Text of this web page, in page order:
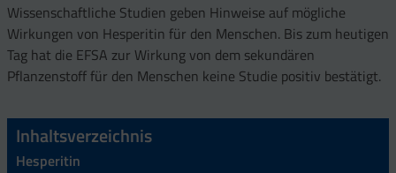
Wissenschaftliche Studien geben Hinweise auf mögliche
Wirkungen von Hesperitin für den Menschen. Bis zum heutigen
Tag hat die EFSA zur Wirkung von dem sekundären
Pflanzenstoff für den Menschen keine Studie positiv bestätigt.
Inhaltsverzeichnis
Hesperitin